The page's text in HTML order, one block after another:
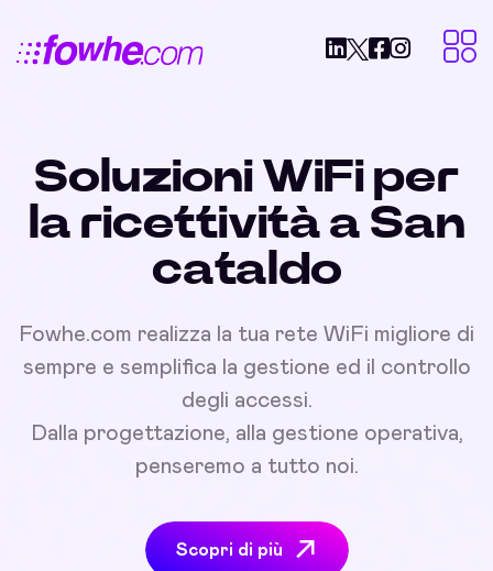
Soluzioni WiFi per
la ricettività a San
cataldo
Fowhe.com realizza la tua rete WiFi migliore di
sempre e semplifica la gestione ed il controllo
degli accessi.
Dalla progettazione, alla gestione operativa,
penseremo a tutto noi.
Scopri di più